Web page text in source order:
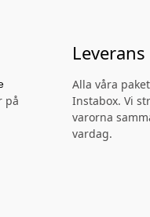
på
Leverans
Alla våra
Instabox. Vi
varorna
vardag.